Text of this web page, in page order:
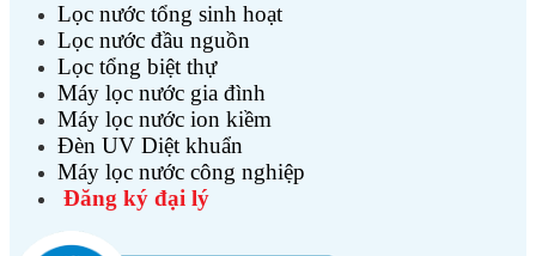
Lọc nước tổng sinh hoạt
Lọc nước đầu nguồn
Lọc tổng biệt thự
Máy lọc nước gia đình
Máy lọc nước ion kiềm
Đèn UV Diệt khuẩn
Máy lọc nước công nghiệp
Đăng ký đại lý